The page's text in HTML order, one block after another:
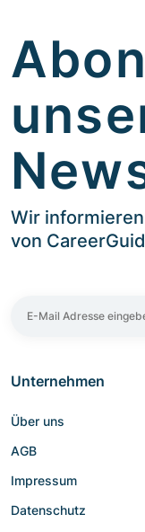
Wir
von
Unternehmen
Über uns
AGB
Impressum
Datenschutz